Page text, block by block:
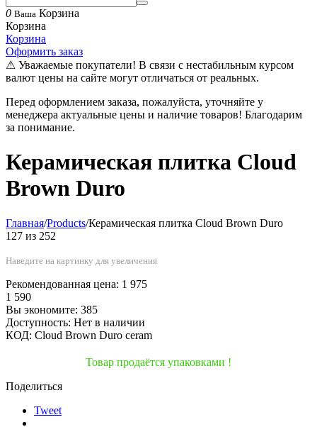
0 Ваша Корзина
Корзина
Корзина
Оформить заказ
⚠ Уважаемые покупатели! В связи с нестабильным курсом
валют цены на сайте могут отличаться от реальных.
Перед оформлением заказа, пожалуйста, уточняйте у
менеджера актуальные цены и наличие товаров! Благодарим
за понимание.
Керамическая плитка Cloud
Brown Duro
Главная/Products/Керамическая плитка Cloud Brown Duro
127 из 252
Наведите на картинку для увеличения
Рекомендованная цена: 1 975
1 590
Вы экономите: 385
Доступность: Нет в наличии
КОД: Cloud Brown Duro ceram
Товар продаётся упаковками !
Поделиться
Tweet